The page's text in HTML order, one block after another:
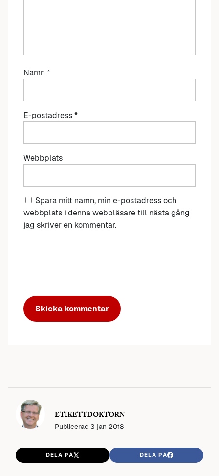
Namn *
E-postadress *
Webbplats
Spara mitt namn, min e-postadress och
webbplats i denna webbläsare till nästa gång
jag skriver en kommentar.
ETIKETTDOKTORN
Publicerad 3 jan 2018
DELA PÅ DELA PÅ